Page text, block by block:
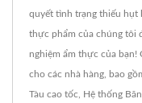
quyết tình trạng thiếu hụt
thực phẩm của chúng tôi
nghiệm ẩm thực của bạn!
cho các nhà hàng, bao
Tàu cao tốc, Hệ thống